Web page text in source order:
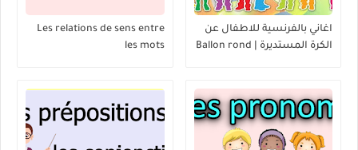
اغاني بالفرنسية للاطفال عن
الكرة المستديرة | Ballon rond
Les relations de sens entre
les mots